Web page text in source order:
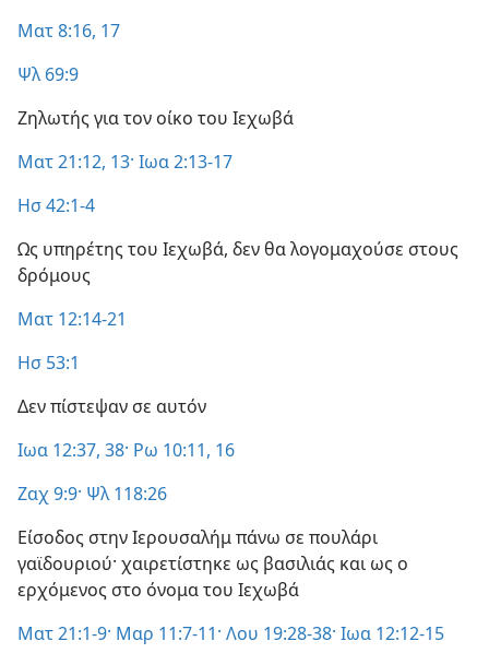
Ματ 8:16, 17
Ψλ 69:9
Ζηλωτής για τον οίκο του Ιεχωβά
Ματ 21:12, 13· Ιωα 2:13-17
Ησ 42:1-4
Ως υπηρέτης του Ιεχωβά, δεν θα λογομαχούσε στους
δρόμους
Ματ 12:14-21
Ησ 53:1
Δεν πίστεψαν σε αυτόν
Ιωα 12:37, 38· Ρω 10:11, 16
Ζαχ 9:9· Ψλ 118:26
Είσοδος στην Ιερουσαλήμ πάνω σε πουλάρι
γαϊδουριού· χαιρετίστηκε ως βασιλιάς και ως ο
ερχόμενος στο όνομα του Ιεχωβά
Ματ 21:1-9· Μαρ 11:7-11· Λου 19:28-38· Ιωα 12:12-15